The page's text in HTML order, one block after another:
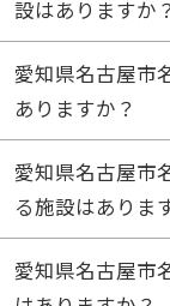
愛知県名古屋市
ありますか？
愛知県名古屋市
る施設はありま
愛知県名古屋市
はありますか？